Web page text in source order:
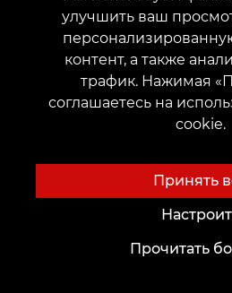
улучшить ваш
контент, а также
трафик. Нажимая
соглашаетесь на
cookie.
Принять
Прочитать